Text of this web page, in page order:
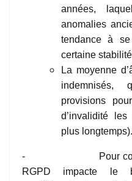
années,
anomalies
tendance à
certaine
La moyenne
indemnisés,
provisions
d’invalidité
plus longtemps).
- Pour
RGPD impacte le